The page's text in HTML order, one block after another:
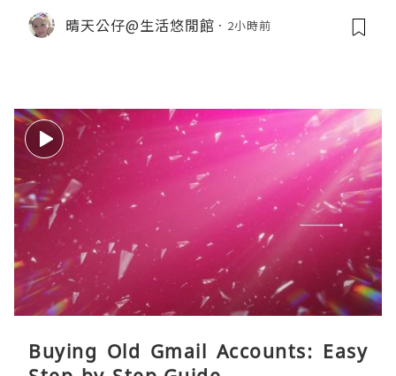
晴天公仔@生活悠閒館 2小時前
Buying Old Gmail Accounts: Easy